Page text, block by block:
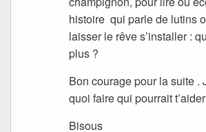
histoire qui parle de lutins
laisser le rêve s’installer :
plus ?
Bon courage pour la suite .
quoi faire qui pourrait
Bisous